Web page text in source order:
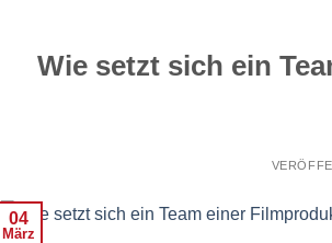
Wie setzt sich ein
04
März